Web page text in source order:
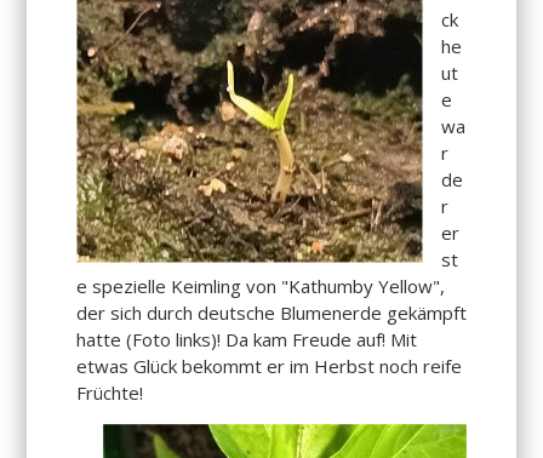
ck
he
ut
e
wa
r
de
r
er
st
e spezielle Keimling von "Kathumby Yellow",
der sich durch deutsche Blumenerde gekämpft
hatte (Foto links)! Da kam Freude auf! Mit
etwas Glück bekommt er im Herbst noch reife
Früchte!